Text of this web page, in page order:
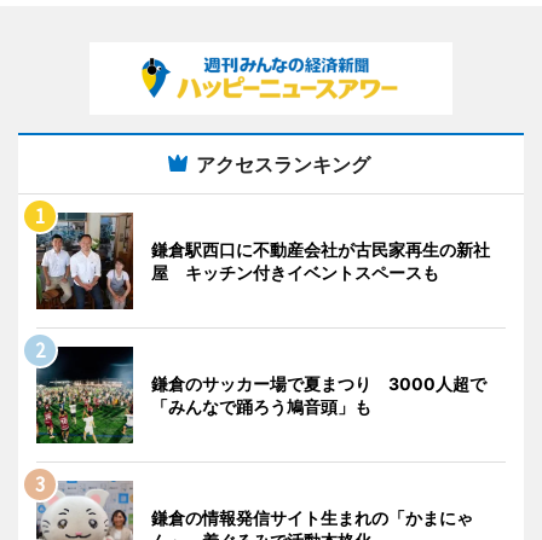
アクセスランキング
鎌倉駅西口に不動産会社が古民家再生の新社
屋 キッチン付きイベントスペースも
鎌倉のサッカー場で夏まつり 3000人超で
「みんなで踊ろう鳩音頭」も
鎌倉の情報発信サイト生まれの「かまにゃ